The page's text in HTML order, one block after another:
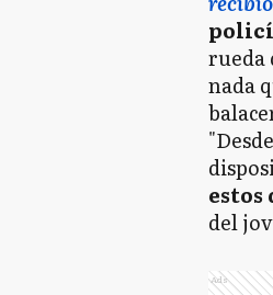
rueda
nada
estos
del
Ads